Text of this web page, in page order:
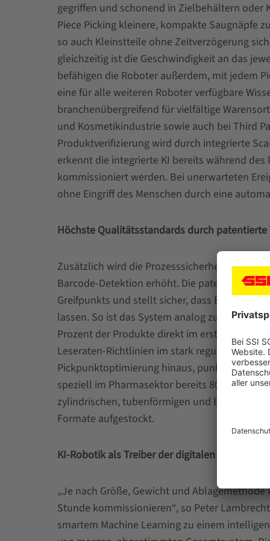
gegriffen und schonend in Zielbehältern oder
Piece Picking kleinere, kompakte Saugnäpfe
so auch Kleinstteile ohne Zeitverzögerung
gleichzeitig ist die Geschwindigkeit an das
befähigen die Roboter außerdem, mit jedem
eine für alle weiteren Roboter verfügbare
branchenübergreifend für vielfältige
und Kosmetikindustrie sowie auch bei Third
Produktverifizierung wird durch integrierte
erkennt die integrierte KI bereits während
kommissioniert werden. Bei unerwarteten
ohne Eingriff des Menschen durch eine
Höchste Qualitätsstandards durch patentierte
Zusätzlich wird die Prozesssicherheit durch
Barcode-Detektion erhöht. Die patentierte
Greifpunkts und stellt sicher, dass Barcodes
lassen. So ist das System analog zu den
Prozent der Produkte direkt im ersten
Leseraten-Richtlinien im stark regulierten
Pickpunktoptimierung hinaus, punktet SSI
speziell im Pharmasektor bereits 80 Prozent
zylindrischen, tubenförmigen und Blister-
Formate aufgestockt.
KI-Robotik als Treiber der digitalen
„Je nach Größe, Gewicht und
Stunde kommissionieren“, so Peter
smartem Machine Learning zu einem